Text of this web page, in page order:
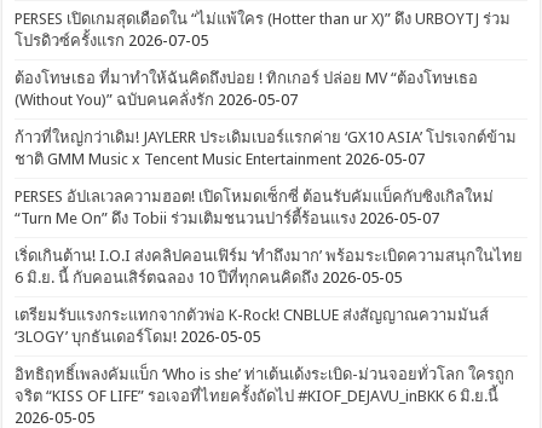
PERSES เปิดเกมสุดเดือดใน “ไม่แพ้ใคร (Hotter than ur X)” ดึง URBOYTJ ร่วม
โปรดิวซ์ครั้งแรก 2026-07-05
ต้องโทษเธอ ที่มาทำให้ฉันคิดถึงบ่อย ! ทิกเกอร์ ปล่อย MV “ต้องโทษเธอ
(Without You)” ฉบับคนคลั่งรัก 2026-05-07
ก้าวที่ใหญ่กว่าเดิม! JAYLERR ประเดิมเบอร์แรกค่าย ‘GX10 ASIA’ โปรเจกต์ข้าม
ชาติ GMM Music x Tencent Music Entertainment 2026-05-07
PERSES อัปเลเวลความฮอต! เปิดโหมดเซ็กซี่ ต้อนรับคัมแบ็คกับซิงเกิลใหม่
“Turn Me On” ดึง Tobii ร่วมเติมชนวนปาร์ตี้ร้อนแรง 2026-05-07
เริ่ดเกินต้าน! I.O.I ส่งคลิปคอนเฟิร์ม ‘ทำถึงมาก’ พร้อมระเบิดความสนุกในไทย
6 มิ.ย. นี้ กับคอนเสิร์ตฉลอง 10 ปีที่ทุกคนคิดถึง 2026-05-05
เตรียมรับแรงกระแทกจากตัวพ่อ K-Rock! CNBLUE ส่งสัญญาณความมันส์
‘3LOGY’ บุกธันเดอร์โดม! 2026-05-05
อิทธิฤทธิ์เพลงคัมแบ็ก ‘Who is she’ ท่าเต้นเด้งระเบิด-ม่วนจอยทั่วโลก ใครถูก
จริต “KISS OF LIFE” รอเจอที่ไทยครั้งถัดไป #KIOF_DEJAVU_inBKK 6 มิ.ย.นี้
2026-05-05